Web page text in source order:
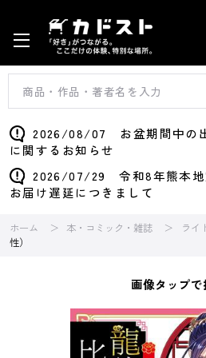
2026/08/07 お盆期間中の
に関するお知らせ
2026/07/29 令和8年熊本地
お届け遅延につきまして
ホーム 本・コミック・雑誌 ライ
性）
画像タップで